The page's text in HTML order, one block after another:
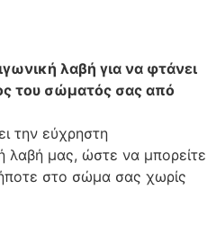
λαβή για να φτάνει
του σώματός σας από
την εύχρηστη
λαβή μας, ώστε να μπορείτε
στο σώμα σας χωρίς